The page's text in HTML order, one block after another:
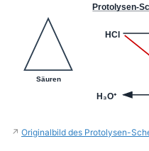
Protolysen-
Säuren
HCl
H₃O⁺
↗ Originalbild des Protolysen-